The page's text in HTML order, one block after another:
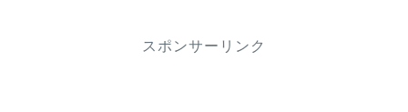
スポンサーリンク